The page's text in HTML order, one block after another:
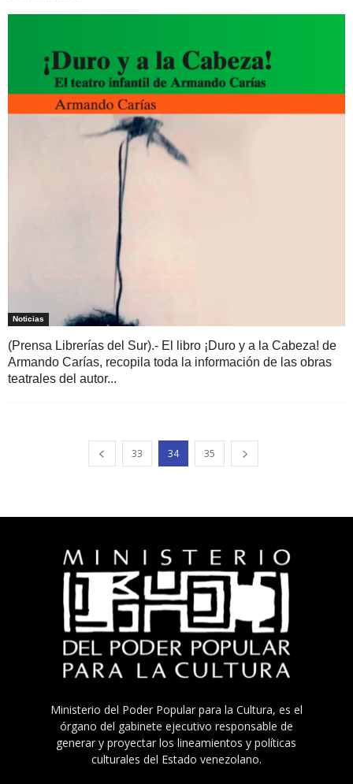
Noticias
(Prensa Librerías del Sur).- El libro ¡Duro y a la Cabeza! de
Armando Carías, recopila toda la información de las obras
teatrales del autor...
33 34 35
Ministerio del Poder Popular para la Cultura, es el
órgano del gabinete ejecutivo responsable de
generar y proyectar los lineamientos y políticas
culturales del Estado venezolano.